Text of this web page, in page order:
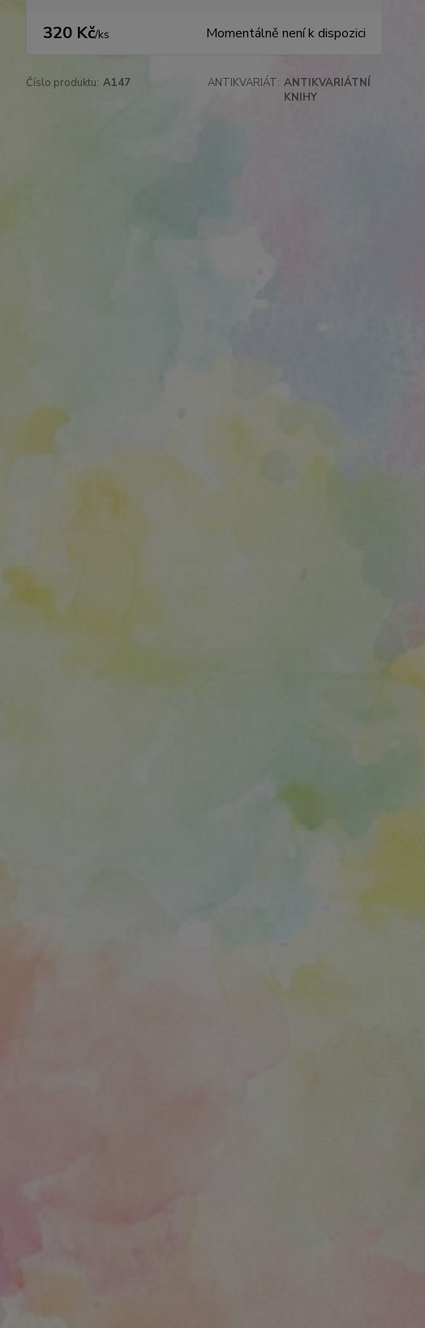
320 Kč/ks Momentálně není k dispozici
Číslo produktu: A147 ANTIKVARIÁT: ANTIKVARIÁTNÍ
KNIHY